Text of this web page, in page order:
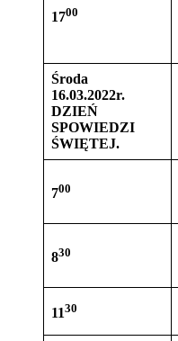
1700
Środa
16.03.2022r.
DZIEŃ
SPOWIEDZI
ŚWIĘTEJ.
700
830
1130